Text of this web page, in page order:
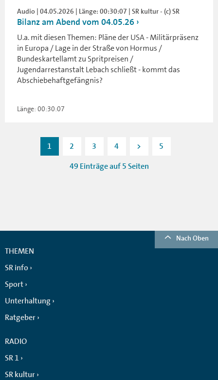
Audio | 04.05.2026 | Länge: 00:30:07 | SR kultur - (c) SR
Bilanz am Abend vom 04.05.26
U.a. mit diesen Themen: Pläne der USA - Militärpräsenz
in Europa / Lage in der Straße von Hormus /
Bundeskartellamt zu Spritpreisen /
Jugendarrestanstalt Lebach schließt - kommt das
Abschiebehaftgefängnis?
Länge: 00:30:07
1 2 3 4 > 5
49 Einträge auf 5 Seiten
Nach Oben
THEMEN
SR info
Sport
Unterhaltung
Ratgeber
RADIO
SR 1
SR kultur